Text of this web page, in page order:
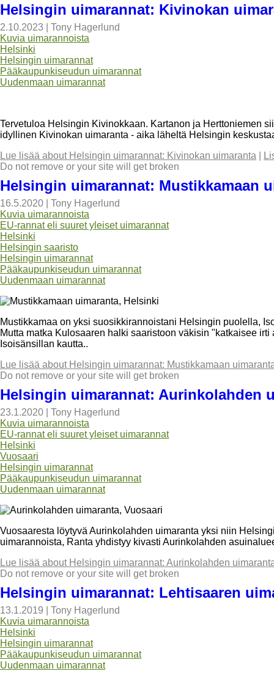
Helsingin uimarannat: Kivinokan
2.10.2023
Tony Hagerlund
Kuvia uimarannoista
Helsinki
Helsingin uimarannat
Pääkaupunkiseudun uimarannat
Uudenmaan uimarannat
Tervetuloa Helsingin Kivinokkaan. Kartanon ja Herttoniemen
idyllinen Kivinokan uimaranta - aika läheltä Helsingin
Lue lisää about Helsingin uimarannat: Kivinokan uimaranta
Do not remove or your site will get broken
Helsingin uimarannat: Mustikkamaan
16.5.2020
Tony Hagerlund
Kuvia uimarannoista
EU-rannat eli suuret yleiset uimarannat
Helsinki
Helsingin saaristo
Helsingin uimarannat
Pääkaupunkiseudun uimarannat
Uudenmaan uimarannat
Mustikkamaa on yksi suosikkirannoistani Helsingin puolella,
Mutta matka Kulosaaren halki saaristoon väkisin "katkaisee
Isoisänsillan kautta..
Lue lisää about Helsingin uimarannat: Mustikkamaan
Do not remove or your site will get broken
Helsingin uimarannat: Aurinkolahden
23.1.2020
Tony Hagerlund
Kuvia uimarannoista
EU-rannat eli suuret yleiset uimarannat
Helsinki
Vuosaari
Helsingin uimarannat
Pääkaupunkiseudun uimarannat
Uudenmaan uimarannat
Vuosaaresta löytyvä Aurinkolahden uimaranta yksi niin
uimarannoista, Ranta yhdistyy kivasti Aurinkolahden
Lue lisää about Helsingin uimarannat: Aurinkolahden
Do not remove or your site will get broken
Helsingin uimarannat: Lehtisaaren
13.1.2019
Tony Hagerlund
Kuvia uimarannoista
Helsinki
Helsingin uimarannat
Pääkaupunkiseudun uimarannat
Uudenmaan uimarannat